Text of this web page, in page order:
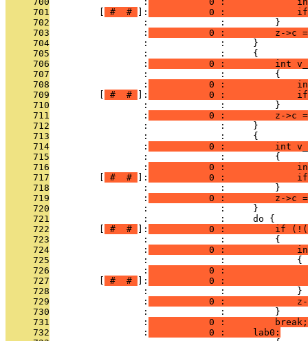
     701
# # ]:
0 :
     702
                 :             :         }
     703
                 :
0 :         z->c
     704
                 :             :     }
     705
                 :             :     {
     706
                 :
0 :         int
     707
                 :             :         {
     708
                 :
0 :
     709
# # ]:
0 :
     710
                 :             :         }
     711
                 :
0 :         z->c
     712
                 :             :     }
     713
                 :             :     {
     714
                 :
0 :         int
     715
                 :             :         {
     716
                 :
0 :
     717
# # ]:
0 :
     718
                 :             :         }
     719
                 :
0 :         z->c
     720
                 :             :     }
     721
                 :             :     do {
     722
# # ]:
0 :         if
     723
                 :             :         {
     724
                 :
0 :
     725
                 :             :             {
     726
                 :
0 :
     727
# # ]:
0 :
     728
                 :             :             }
     729
                 :
0 :
     730
                 :             :         }
     731
                 :
           0 :         break;
     732
                 :
           0 :     lab0: